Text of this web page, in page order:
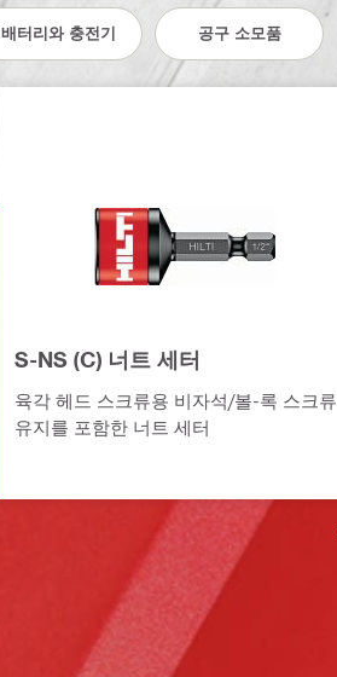
배터리와 충전기 공구 소모품
S-NS (C) 너트 세터
육각 헤드 스크류용 비자석/볼-록 스크류
유지를 포함한 너트 세터